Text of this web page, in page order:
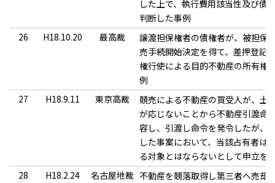
した上で、執行費用該当性及び債
判断した事例
26
H18.10.20 最高裁
譲渡担保権者の債権者が、被担保
売手続開始決定を得て、差押登記
権行使による目的不動産の所有権
例
27
H18.9.11 東京高裁
競売による不動産の買受人が、土
が応じないことから不動産引渡命
容し、引渡し命令を発令したが、
した事案において、当該占有者は
る対象とはならないとして申立を
28
H18.2.24 名古屋地裁 不動産を競落取得し第三者へ売却